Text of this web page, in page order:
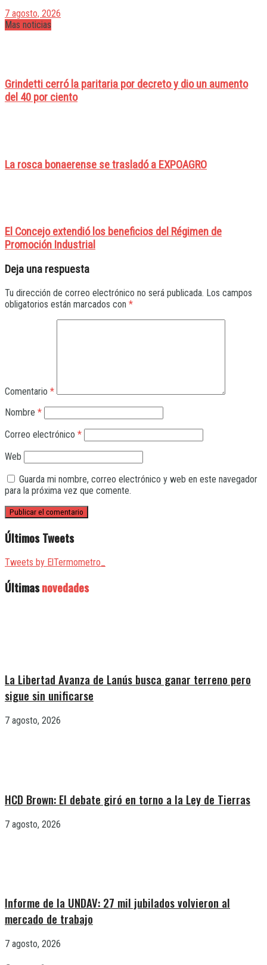
7 agosto, 2026
Mas noticias
Grindetti cerró la paritaria por decreto y dio un aumento
del 40 por ciento
La rosca bonaerense se trasladó a EXPOAGRO
El Concejo extendió los beneficios del Régimen de
Promoción Industrial
Deja una respuesta
Tu dirección de correo electrónico no será publicada. Los campos
obligatorios están marcados con *
Comentario *
Nombre *
Correo electrónico *
Web
Guarda mi nombre, correo electrónico y web en este navegador
para la próxima vez que comente.
Últimos Tweets
Tweets by ElTermometro_
Últimasnovedades
La Libertad Avanza de Lanús busca ganar terreno pero
sigue sin unificarse
7 agosto, 2026
HCD Brown: El debate giró en torno a la Ley de Tierras
7 agosto, 2026
Informe de la UNDAV: 27 mil jubilados volvieron al
mercado de trabajo
7 agosto, 2026